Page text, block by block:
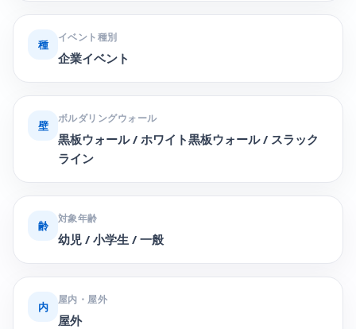
種
イベント種別
企業イベント
壁
ボルダリングウォール
黒板ウォール / ホワイト黒板ウォール / スラック
ライン
齢
対象年齢
幼児 / 小学生 / 一般
内
屋内・屋外
屋外